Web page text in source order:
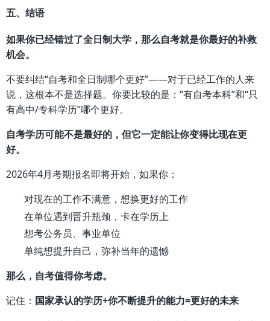
五、结语
如果你已经错过了全日制大学，那么自考就是你最好的补救
机会。
不要纠结“自考和全日制哪个更好”——对于已经工作的人来
说，这根本不是选择题。你要比较的是：“有自考本科”和“只
有高中/专科学历”哪个更好。
自考学历可能不是最好的，但它一定能让你变得比现在更
好。
2026年4月考期报名即将开始，如果你：
对现在的工作不满意，想换更好的工作
在单位遇到晋升瓶颈，卡在学历上
想考公务员、事业单位
单纯想提升自己，弥补当年的遗憾
那么，自考值得你考虑。
记住： 国家承认的学历+你不断提升的能力=更好的未来